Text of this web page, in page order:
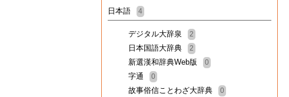
日本語 4
デジタル大辞泉 2
日本国語大辞典 2
新選漢和辞典Web版 0
字通 0
故事俗信ことわざ大辞典 0